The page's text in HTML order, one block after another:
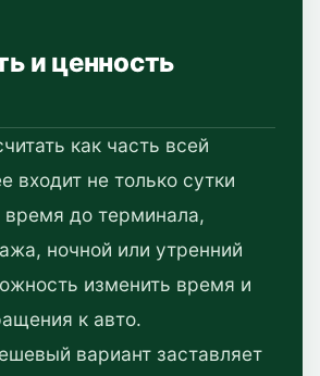
и ценность
как часть всей
входит не только сутки
время до терминала,
ночной или утренний
изменить время и
к авто.
вариант заставляет